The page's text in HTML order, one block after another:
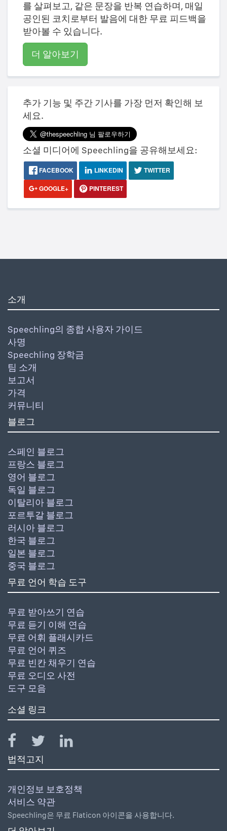
를 살펴보고, 같은 문장을 반복 연습하며, 매일
공인된 코치로부터 발음에 대한 무료 피드백을
받아볼 수 있습니다.
더 알아보기
추가 기능 및 주간 기사를 가장 먼저 확인해 보
세요.
소셜 미디어에 Speechling을 공유해보세요:
FACEBOOK LINKEDIN
TWITTER
GOOGLE+
PINTEREST
소개
Speechling의 종합 사용자 가이드
사명
Speechling 장학금
팀 소개
보고서
가격
커뮤니티
블로그
스페인 블로그
프랑스 블로그
영어 블로그
독일 블로그
이탈리아 블로그
포르투갈 블로그
러시아 블로그
한국 블로그
일본 블로그
중국 블로그
무료 언어 학습 도구
무료 받아쓰기 연습
무료 듣기 이해 연습
무료 어휘 플래시카드
무료 언어 퀴즈
무료 빈칸 채우기 연습
무료 오디오 사전
도구 모음
소셜 링크
법적고지
개인정보 보호정책
서비스 약관
Speechling은 무료 Flaticon 아이콘을 사용합니다.